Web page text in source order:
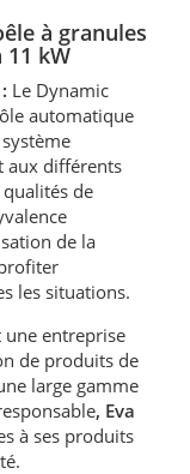
à granules
11 kW
: Le Dynamic
automatique
aux différents
de
de la
les situations.
entreprise
de produits de
large gamme
, Eva
à ses produits